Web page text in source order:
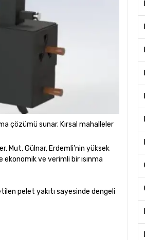
çözümü sunar. Kırsal mahalleler
Mut, Gülnar, Erdemli’nin yüksek
ekonomik ve verimli bir ısınma
pelet yakıtı sayesinde dengeli